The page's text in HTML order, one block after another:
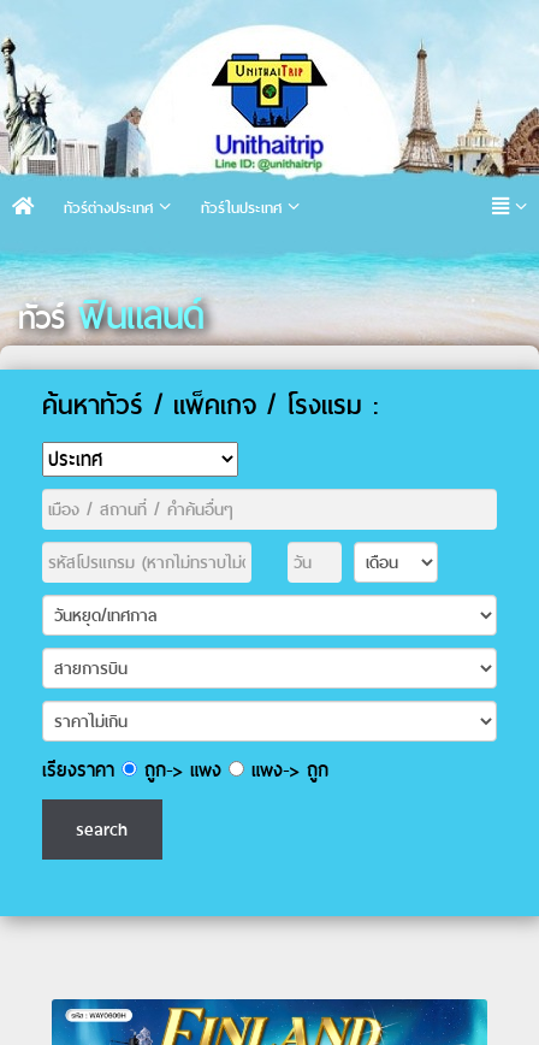
ทัวร์ต่างประเทศ ทัวร์ในประเทศ
ทัวร์ ฟินแลนด์
ค้นหาทัวร์ / แพ็คเกจ / โรงแรม :
เรียงราคา ถูก-> แพง แพง-> ถูก